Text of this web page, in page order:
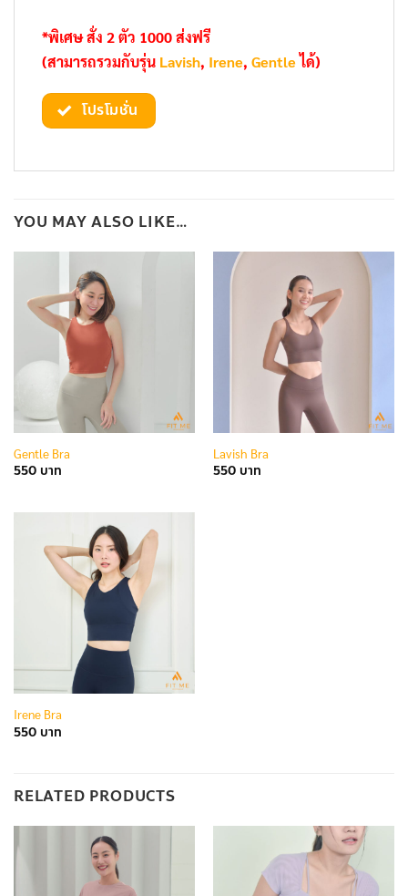
*พิเศษ สั่ง 2 ตัว 1000 ส่งฟรี
(สามารถรวมกับรุ่น Lavish, Irene, Gentleได้)
โปรโมชั่น
YOU MAY ALSO LIKE…
Gentle Bra
550
Lavish Bra
550
Irene Bra
550
RELATED PRODUCTS